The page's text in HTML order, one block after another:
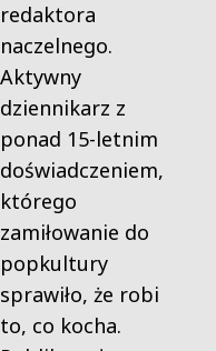
redaktora
naczelnego.
Aktywny
dziennikarz z
ponad 15-letnim
doświadczeniem,
którego
zamiłowanie do
popkultury
sprawiło, że robi
to, co kocha.